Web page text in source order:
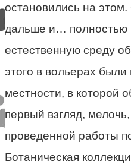
остановились на
дальше и… полностью
естественную среду
этого в вольерах
местности, в которой
первый взгляд,
проведенной работы
Ботаническая